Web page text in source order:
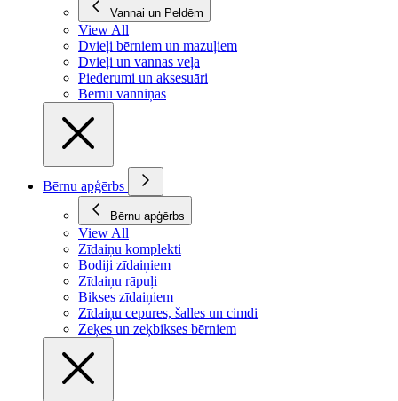
Vannai un Peldēm
View All
Dvieļi bērniem un mazuļiem
Dvieļi un vannas veļa
Piederumi un aksesuāri
Bērnu vanniņas
Bērnu apģērbs
Bērnu apģērbs
View All
Zīdaiņu komplekti
Bodiji zīdaiņiem
Zīdaiņu rāpuļi
Bikses zīdaiņiem
Zīdaiņu cepures, šalles un cimdi
Zeķes un zeķbikses bērniem